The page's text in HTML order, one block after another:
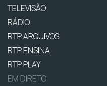
TELEVISÃO
RÁDIO
RTP ARQUIVOS
RTP ENSINA
RTP PLAY
EM DIRETO